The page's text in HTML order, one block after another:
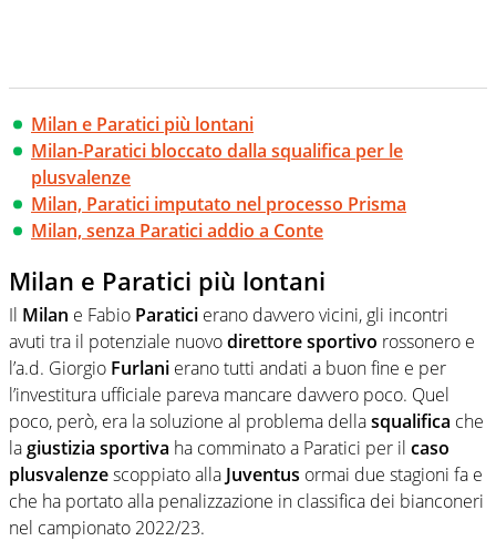
Milan e Paratici più lontani
Milan-Paratici bloccato dalla squalifica per le
plusvalenze
Milan, Paratici imputato nel processo Prisma
Milan, senza Paratici addio a Conte
Milan e Paratici più lontani
Il Milan e Fabio Paratici erano davvero vicini, gli incontri
avuti tra il potenziale nuovodirettoresportivo rossonero e
l’a.d. Giorgio Furlani erano tutti andati a buon fine e per
l’investitura ufficiale pareva mancare davvero poco. Quel
poco, però, era la soluzione al problema dellasqualifica che
lagiustizia sportiva ha comminato a Paratici per il caso
plusvalenzescoppiato alla Juventus ormai due stagioni fa e
che ha portato alla penalizzazione in classifica dei bianconeri
nel campionato 2022/23.